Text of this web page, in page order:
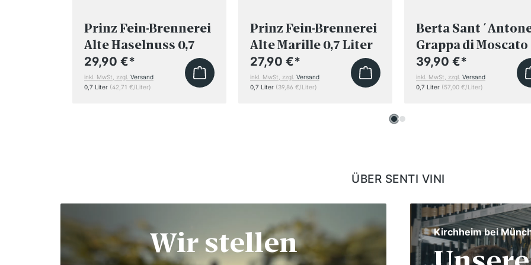
Prinz Fein-Brennerei
Alte Haselnuss 0,7
Liter
29,90 €*
inkl. MwSt, zzgl. Versand
0,7 Liter (42,71 €/Liter)
Prinz Fein-Brennerei
Alte Marille 0,7 Liter
27,90 €*
inkl. MwSt, zzgl. Versand
0,7 Liter (39,86 €/Liter)
Berta
Grappa di Moscato
39,90 €*
inkl. MwSt, zzgl. Versand
0,7 Liter (57,00 €/Liter)
ÜBER SENTI VINI
Wir stellen
Kirchheim bei